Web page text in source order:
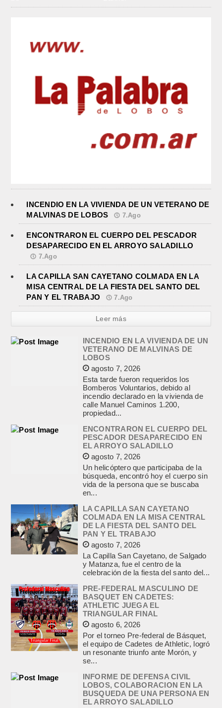
INCENDIO EN LA VIVIENDA DE UN VETERANO DE
MALVINAS DE LOBOS
7.Ago
ENCONTRARON EL CUERPO DEL PESCADOR
DESAPARECIDO EN EL ARROYO SALADILLO
7.Ago
LA CAPILLA SAN CAYETANO COLMADA EN LA
MISA CENTRAL DE LA FIESTA DEL SANTO DEL
PAN Y EL TRABAJO
7.Ago
Leer más
INCENDIO EN LA VIVIENDA DE UN
VETERANO DE MALVINAS DE
LOBOS
agosto 7, 2026
Esta tarde fueron requeridos los
Bomberos Voluntarios, debido al
incendio declarado en la vivienda de
calle Manuel Caminos 1.200,
propiedad...
ENCONTRARON EL CUERPO DEL
PESCADOR DESAPARECIDO EN
EL ARROYO SALADILLO
agosto 7, 2026
Un helicóptero que participaba de la
búsqueda, encontró hoy el cuerpo sin
vida de la persona que se buscaba
en...
LA CAPILLA SAN CAYETANO
COLMADA EN LA MISA CENTRAL
DE LA FIESTA DEL SANTO DEL
PAN Y EL TRABAJO
agosto 7, 2026
La Capilla San Cayetano, de Salgado
y Matanza, fue el centro de la
celebración de la fiesta del santo del...
PRE-FEDERAL MASCULINO DE
BASQUET EN CADETES:
ATHLETIC JUEGA EL
TRIANGULAR FINAL
agosto 6, 2026
Por el torneo Pre-federal de Básquet,
el equipo de Cadetes de Athletic, logró
un resonante triunfo ante Morón, y
se...
INFORME DE DEFENSA CIVIL
LOBOS, COLABORACION EN LA
BUSQUEDA DE UNA PERSONA EN
EL ARROYO SALADILLO